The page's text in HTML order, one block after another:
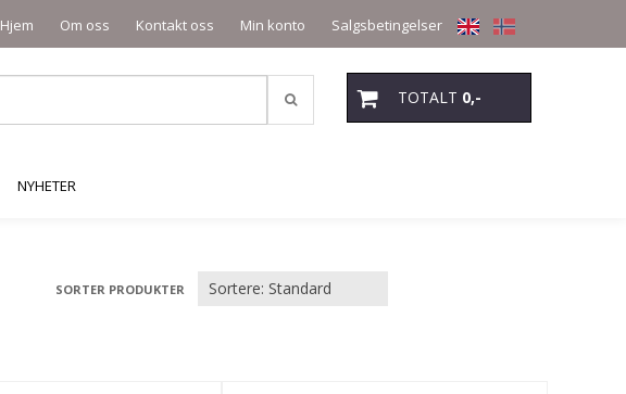
Hjem Om oss Kontakt oss Min konto Salgsbetingelser
TOTALT 0,-
NYHETER
SORTER PRODUKTER